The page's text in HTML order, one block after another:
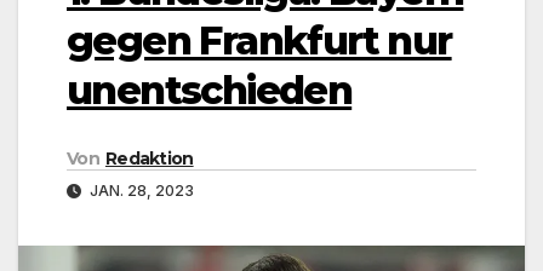
gegen Frankfurt nur
unentschieden
Von Redaktion
JAN. 28, 2023